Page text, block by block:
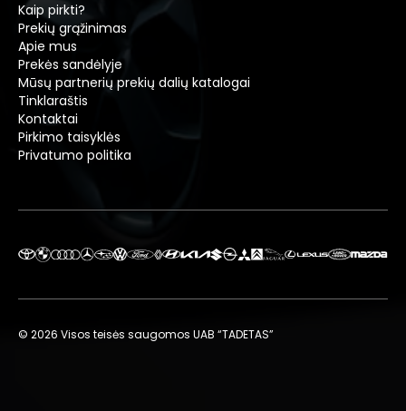
Kaip pirkti?
Prekių grąžinimas
Apie mus
Prekės sandėlyje
Mūsų partnerių prekių dalių katalogai
Tinklaraštis
Kontaktai
Pirkimo taisyklės
Privatumo politika
© 2026 Visos teisės saugomos UAB “TADETAS”